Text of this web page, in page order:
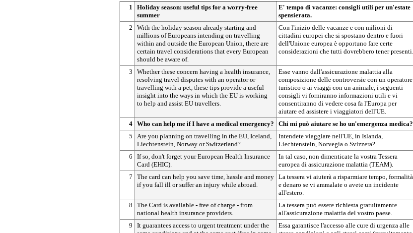
1
Holiday season: useful tips for a worry-free
summer
E' tempo di vacanze: consigli utili per un'estate
spensierata.
2
With the holiday season already starting and
millions of Europeans intending on travelling
within and outside the European Union, there are
certain travel considerations that every European
should be aware of.
Con l'inizio delle vacanze e con milioni di
cittadini europei che si spostano dentro e fuori
dell'Unione europea è opportuno fare certe
considerazioni che tutti dovrebbero tener presenti.
3
Whether these concern having a health insurance,
resolving travel disputes with an operator or
travelling with a pet, these tips provide a useful
insight into the ways in which the EU is working
to help and assist EU travellers.
Esse vanno dall'assicurazione malattia alla
composizione delle controversie con un operatore
turistico o ai viaggi con un animale, i seguenti
consigli vi forniranno informazioni utili e vi
consentiranno di vedere cosa fa l'Europa per
aiutare ed assistere i viaggiatori dell'UE.
4 Who can help me if I have a medical emergency?
Chi mi può aiutare se ho un'emergenza medica?
5
Are you planning on travelling in the EU, Iceland,
Liechtenstein, Norway or Switzerland?
Intendete viaggiare nell'UE, in Islanda,
Liechtenstein, Norvegia o Svizzera?
6
If so, don't forget your European Health Insurance
Card (EHIC).
In tal caso, non dimenticate la vostra Tessera
europea di assicurazione malattia (TEAM).
7
The card can help you save time, hassle and money
if you fall ill or suffer an injury while abroad.
La tessera vi aiuterà a risparmiare tempo, formalità
e denaro se vi ammalate o avete un incidente
all'estero.
8
The Card is available - free of charge - from
national health insurance providers.
La tessera può essere richiesta gratuitamente
all'assicurazione malattia del vostro paese.
9
It guarantees access to urgent treatment under the
Essa garantisce l'accesso alle cure di urgenza alle